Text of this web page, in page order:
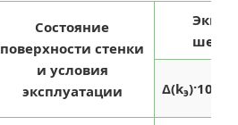
Состояние
поверхности стенки
и условия
эксплуатации
Δ(kэ)·10